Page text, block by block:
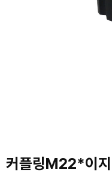
커플링M22*이